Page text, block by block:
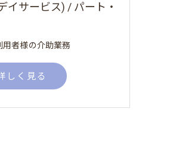
イサービス) / パート・
者様の介助業務
しく見る